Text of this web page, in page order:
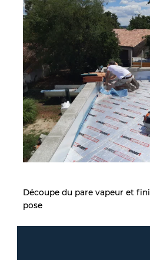
Découpe du pare vapeur et
pose